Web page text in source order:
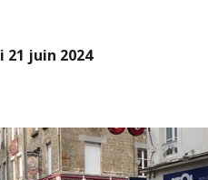
21 juin 2024